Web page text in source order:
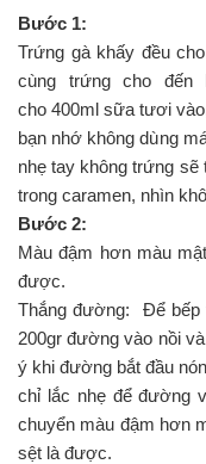
Bước 1:
Trứng gà khấy đều
cùng trứng cho đến
cho 400ml sữa tươi
bạn nhớ không dùng
nhẹ tay không trứng sẽ
trong caramen, nhìn
Bước 2:
Màu đậm hơn màu
được.
Thắng đường: Để bếp
200gr đường vào nồi
ý khi đường bắt đầu
chỉ lắc nhẹ để đường
chuyển màu đậm hơn
sệt là được.